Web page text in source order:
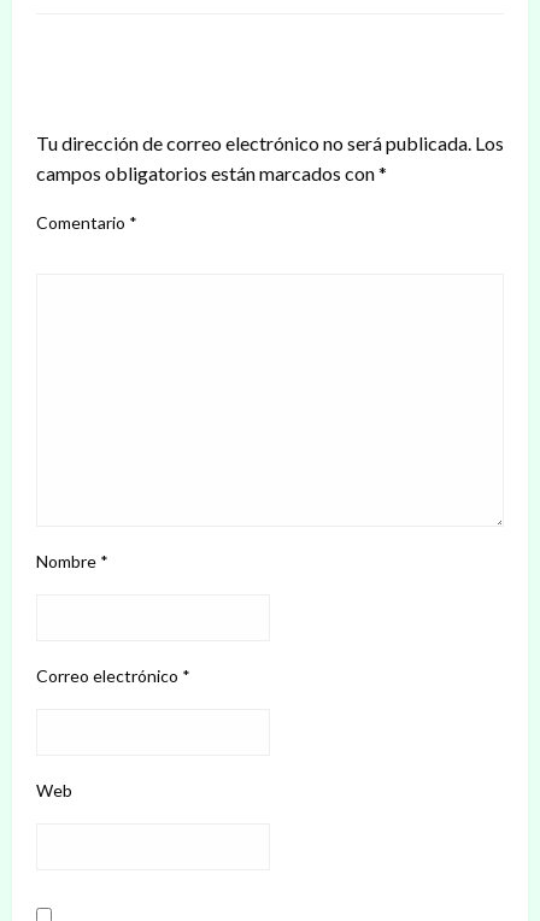
Tu dirección de correo electrónico no será publicada. Los
campos obligatorios están marcados con*
Comentario *
Nombre *
Correo electrónico *
Web